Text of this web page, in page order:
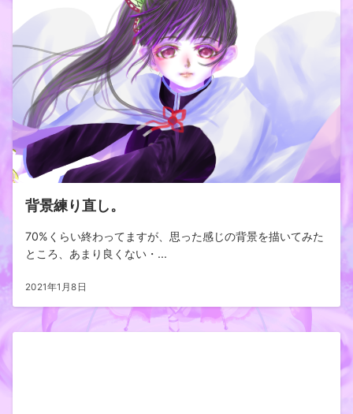
背景練り直し。
70%くらい終わってますが、思った感じの背景を描いてみた
ところ、あまり良くない・...
2021年1月8日